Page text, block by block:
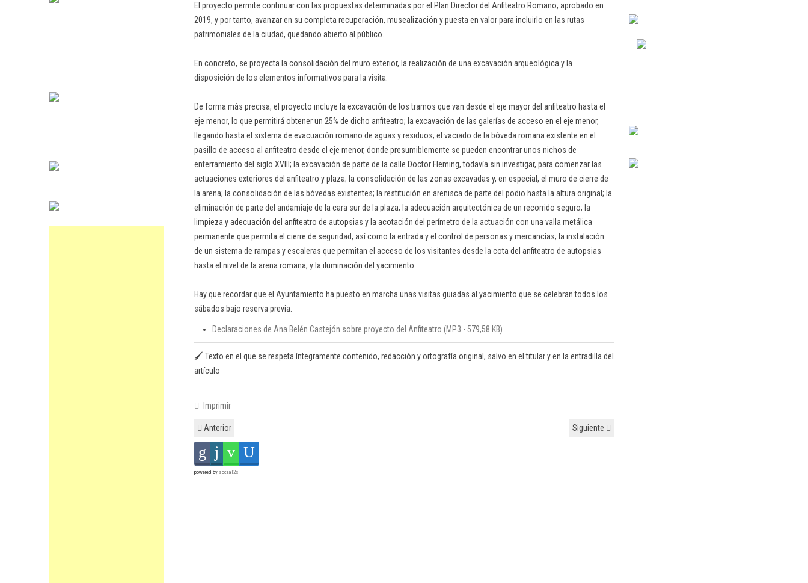
El proyecto permite continuar con las propuestas determinadas por el Plan Director del Anfiteatro Romano, aprobado en
2019, y por tanto, avanzar en su completa recuperación, musealización y puesta en valor para incluirlo en las rutas
patrimoniales de la ciudad, quedando abierto al público.
En concreto, se proyecta la consolidación del muro exterior, la realización de una excavación arqueológica y la
disposición de los elementos informativos para la visita.
De forma más precisa, el proyecto incluye la excavación de los tramos que van desde el eje mayor del anfiteatro hasta el
eje menor, lo que permitirá obtener un 25% de dicho anfiteatro; la excavación de las galerías de acceso en el eje menor,
llegando hasta el sistema de evacuación romano de aguas y residuos; el vaciado de la bóveda romana existente en el
pasillo de acceso al anfiteatro desde el eje menor, donde presumiblemente se pueden encontrar unos nichos de
enterramiento del siglo XVIII; la excavación de parte de la calle Doctor Fleming, todavía sin investigar, para comenzar las
actuaciones exteriores del anfiteatro y plaza; la consolidación de las zonas excavadas y, en especial, el muro de cierre de
la arena; la consolidación de las bóvedas existentes; la restitución en arenisca de parte del podio hasta la altura original; la
eliminación de parte del andamiaje de la cara sur de la plaza; la adecuación arquitectónica de un recorrido seguro; la
limpieza y adecuación del anfiteatro de autopsias y la acotación del perímetro de la actuación con una valla metálica
permanente que permita el cierre de seguridad, así como la entrada y el control de personas y mercancías; la instalación
de un sistema de rampas y escaleras que permitan el acceso de los visitantes desde la cota del anfiteatro de autopsias
hasta el nivel de la arena romana; y la iluminación del yacimiento.
Hay que recordar que el Ayuntamiento ha puesto en marcha unas visitas guiadas al yacimiento que se celebran todos los
sábados bajo reserva previa.
Declaraciones de Ana Belén Castejón sobre proyecto del Anfiteatro (MP3 - 579,58 KB)
🖌️ Texto en el que se respeta íntegramente contenido, redacción y ortografía original, salvo en el titular y en la entradilla del
artículo
Imprimir
Anterior Siguiente
powered by social2s